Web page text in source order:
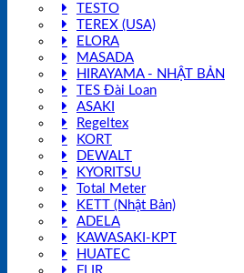
TESTO
TEREX (USA)
ELORA
MASADA
HIRAYAMA - NHẬT BẢN
TES Đài Loan
ASAKI
Regeltex
KORT
DEWALT
KYORITSU
Total Meter
KETT (Nhật Bản)
ADELA
KAWASAKI-KPT
HUATEC